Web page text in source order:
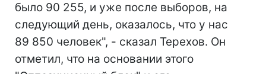
было 90 255, и уже после выборов, на
следующий день, оказалось, что у нас
89 850 человек", - сказал Терехов. Он
отметил, что на основании этого